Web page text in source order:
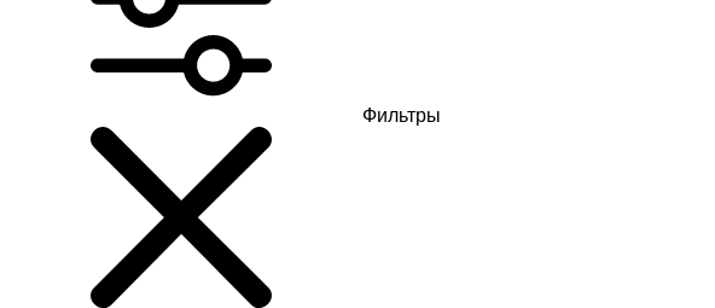
Фильтры